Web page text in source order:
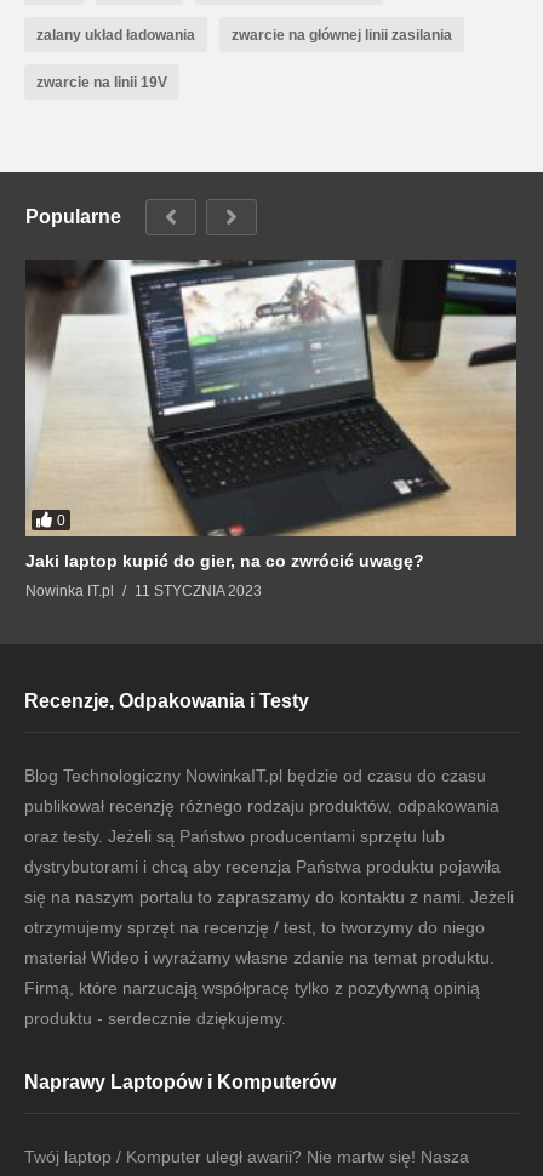
zalany układ ładowania zwarcie na głównej linii zasilania
zwarcie na linii 19V
Popularne
0
Jaki laptop kupić do gier, na co zwrócić uwagę?
Nowinka IT.pl 11 STYCZNIA 2023
Recenzje, Odpakowania i Testy
Blog Technologiczny NowinkaIT.pl będzie od czasu do czasu
publikował recenzję różnego rodzaju produktów, odpakowania
oraz testy. Jeżeli są Państwo producentami sprzętu lub
dystrybutorami i chcą aby recenzja Państwa produktu pojawiła
się na naszym portalu to zapraszamy do kontaktu z nami. Jeżeli
otrzymujemy sprzęt na recenzję / test, to tworzymy do niego
materiał Wideo i wyrażamy własne zdanie na temat produktu.
Firmą, które narzucają współpracę tylko z pozytywną opinią
produktu - serdecznie dziękujemy.
Naprawy Laptopów i Komputerów
Twój laptop / Komputer uległ awarii? Nie martw się! Nasza